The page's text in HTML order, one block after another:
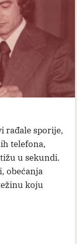
rađale sporije,
telefona,
u sekundi.
obećanja
koju